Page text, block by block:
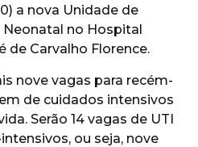
a nova Unidade de
no Hospital
de Carvalho Florence.
nove vagas para recém-
de cuidados intensivos
Serão 14 vagas de UTI
ou seja, nove